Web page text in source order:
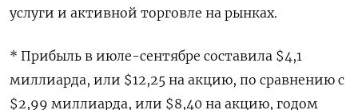
услуги и активной торговле на рынках.
* Прибыль в июле-сентябре составила $4,1
миллиарда, или $12,25 на акцию, по сравнению с
$2,99 миллиарда, или $8,40 на акцию, годом